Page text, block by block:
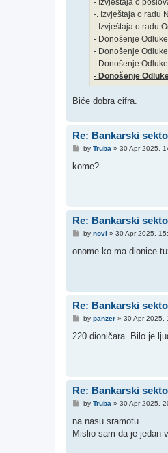
- Izvještaja o
-. Izvještaja o radu
- Izvještaja o radu
- Donošenje
- Donošenje
- Donošenje
- Donošenje
Biće dobra cifra.
Re: Bankarski
P
s
by Truba» 30 Apr 2025,
kome?
Re: Bankarski
P
s
by novi » 30 Apr 2025,
onome ko ma dionice
Re: Bankarski
P
s
by panzer» 30 Apr 2025,
220 dioničara. Bilo je
Re: Bankarski
P
s
by Truba» 30 Apr 2025,
na nasu sramotu
Mislio sam da je jedan